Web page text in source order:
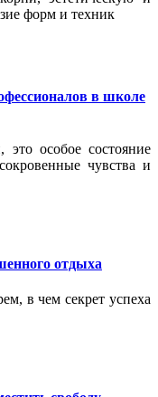
форм и техник
в школе
особое состояние
чувства и
отдыха
в чем секрет успеха